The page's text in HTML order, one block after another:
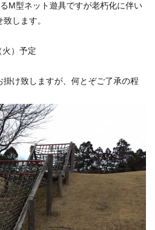
M型ネット遊具ですが老朽化に伴い
します。
）予定
け致しますが、何とぞご了承の程